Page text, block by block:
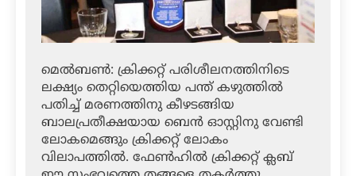
മെല്‍ബണ്‍: ക്രിക്കറ്റ് പരിശീലനത്തിനിടെ
ലക്ഷ്യം തെറ്റിയെത്തിയ പന്ത് കഴുത്തില്‍
പതിച്ച് മരണത്തിനു കീഴടങ്ങിയ
ബാലപ്രതീക്ഷയായ ബെന്‍ ഓസ്റ്റിനു വേണ്ടി
ലോകമെങ്ങും ക്രിക്കറ്റ് ലോകം
വിലാപത്തില്‍. ഫേണ്‍ഹില്‍ ക്രിക്കറ്റ് ക്ലബ്